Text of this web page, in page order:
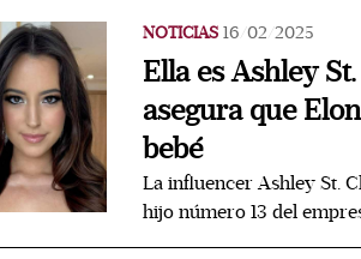
NOTICIAS 16/02/2025
Ella es Ashley
asegura que
bebé
La influencer Ashley St.
hijo número 13 del